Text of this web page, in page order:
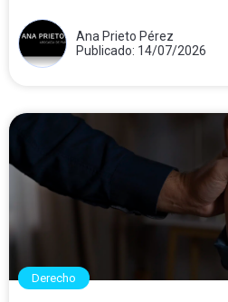
Ana Prieto Pérez
Publicado: 14/07/2026
Derecho